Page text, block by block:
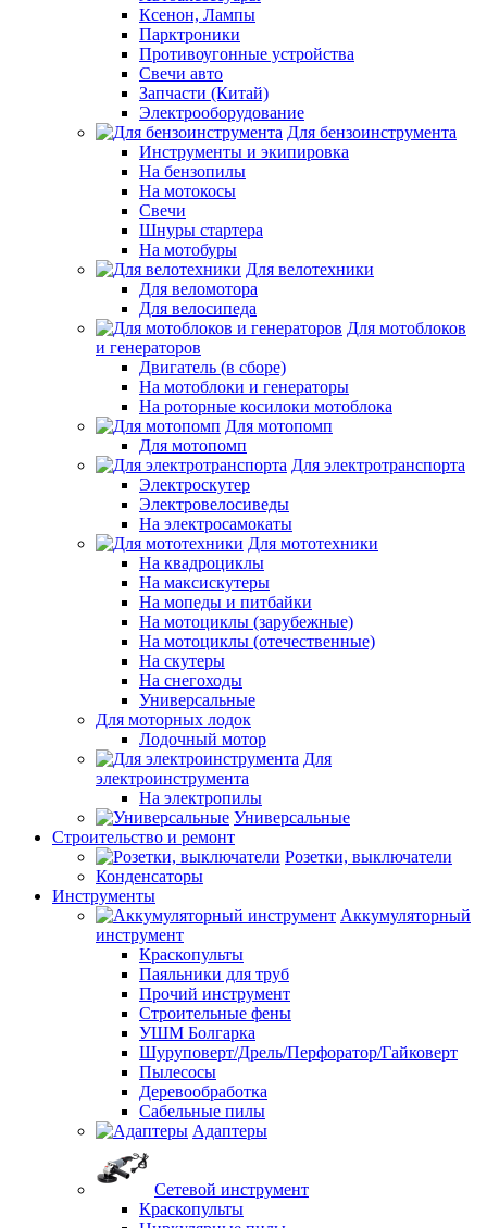
Ксенон, Лампы
Парктроники
Противоугонные устройства
Свечи авто
Запчасти (Китай)
Электрооборудование
Для бензоинструмента
Инструменты и экипировка
На бензопилы
На мотокосы
Свечи
Шнуры стартера
На мотобуры
Для велотехники
Для веломотора
Для велосипеда
Для мотоблоков
и генераторов
Двигатель (в сборе)
На мотоблоки и генераторы
На роторные косилоки мотоблока
Для мотопомп
Для мотопомп
Для электротранспорта
Электроскутер
Электровелосиведы
На электросамокаты
Для мототехники
На квадроциклы
На максискутеры
На мопеды и питбайки
На мотоциклы (зарубежные)
На мотоциклы (отечественные)
На скутеры
На снегоходы
Универсальные
Для моторных лодок
Лодочный мотор
Для
электроинструмента
На электропилы
Универсальные
Строительство и ремонт
Розетки, выключатели
Конденсаторы
Инструменты
Аккумуляторный
инструмент
Краскопульты
Паяльники для труб
Прочий инструмент
Строительные фены
УШМ Болгарка
Шуруповерт/Дрель/Перфоратор/Гайковерт
Пылесосы
Деревообработка
Сабельные пилы
Адаптеры
Сетевой инструмент
Краскопульты